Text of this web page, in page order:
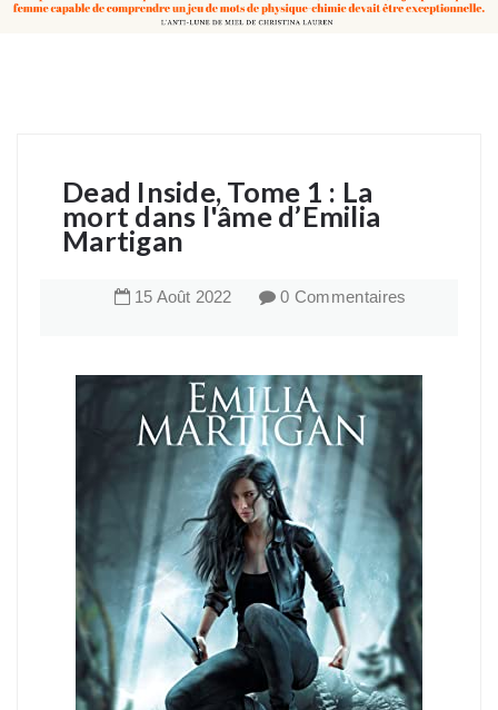
Dead Inside, Tome 1 : La
mort dans l'âme d’Emilia
Martigan
15 Août 2022 0 Commentaires